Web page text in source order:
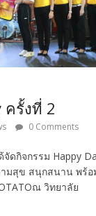
ครั้งที่ 2
0 Comments
ดกิจกรรม Happy
ามสุข สนุกสนาน พร้อ
ณ วิทยาลัย